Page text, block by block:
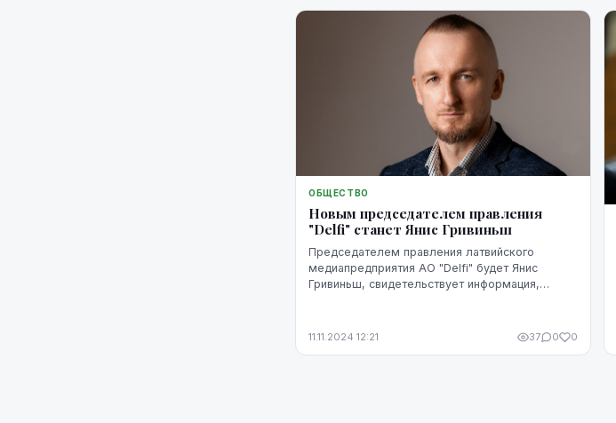
ОБЩЕСТВО
Новым председателем правления
"Delfi" станет Янис Гривиньш
Председателем правления латвийского
медиапредприятия АО "Delfi" будет Янис
Гривиньш, свидетельствует информация,
11.11.2024 12:21 37 0 0